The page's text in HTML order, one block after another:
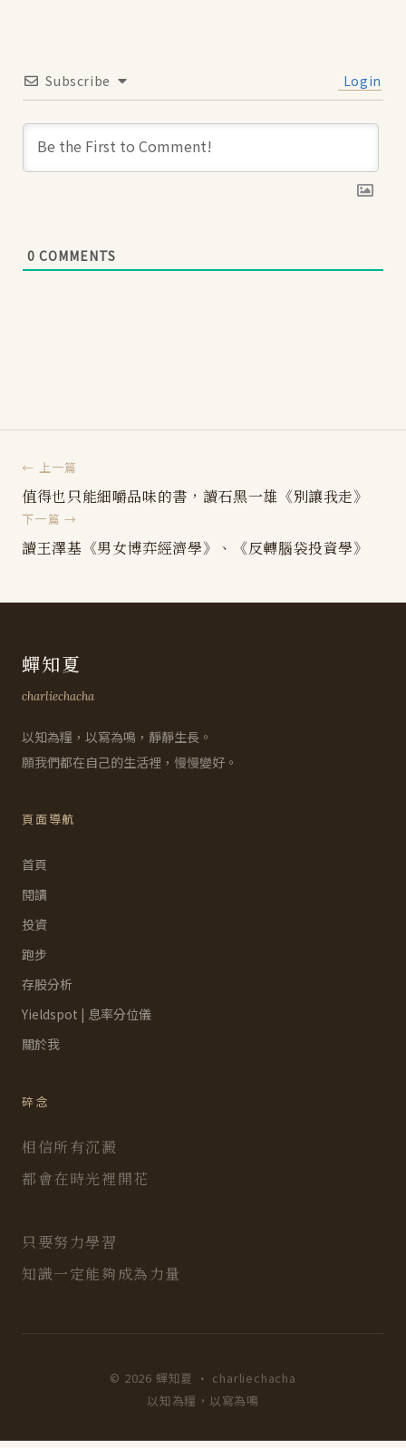
Subscribe Login
0 COMMENTS
← 上一篇
值得也只能細嚼品味的書，讀石黑一雄《別讓我走》
下一篇 →
讀王澤基《男女博弈經濟學》、《反轉腦袋投資學》
蟬知夏
charliechacha
以知為糧，以寫為鳴，靜靜生長。
願我們都在自己的生活裡，慢慢變好。
頁面導航
首頁
閱讀
投資
跑步
存股分析
Yieldspot | 息率分位儀
關於我
碎念
相信所有沉澱
都會在時光裡開花
只要努力學習
知識一定能夠成為力量
© 2026 蟬知夏 · charliechacha
以知為糧，以寫為鳴